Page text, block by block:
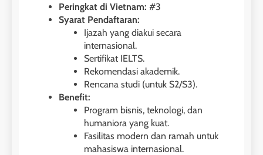
Peringkat di Vietnam: #3
Syarat Pendaftaran:
Ijazah yang diakui secara
internasional.
Sertifikat IELTS.
Rekomendasi akademik.
Rencana studi (untuk S2/S3).
Benefit:
Program bisnis, teknologi, dan
humaniora yang kuat.
Fasilitas modern dan ramah untuk
mahasiswa internasional.